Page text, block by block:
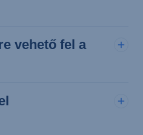
vehető fel a